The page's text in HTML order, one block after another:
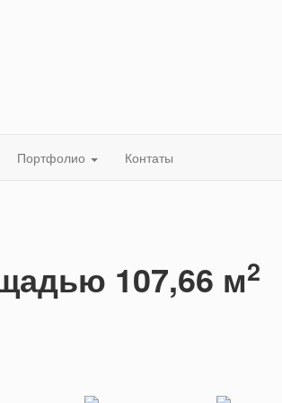
Портфолио Контаты
107,66 м2